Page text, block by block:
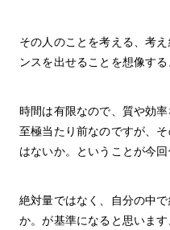
その人のことを考える、考
ンスを出せることを想像する
時間は有限なので、質や効
至極当たり前なのですが、
はないか。ということが今
絶対量ではなく、自分の中
か。が基準になると思います